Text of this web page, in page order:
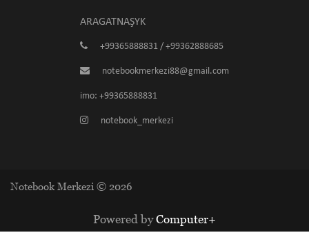
ARAGATNAŞYK
+99365888831 / +99362888685
notebookmerkezi88@gmail.com
imo: +99365888831
notebook_merkezi
Notebook Merkezi © 2026
Powered byComputer+